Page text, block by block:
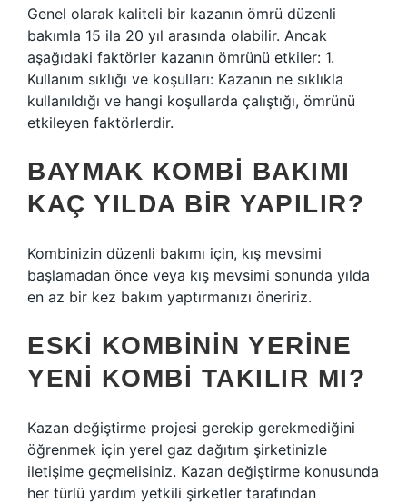
Genel olarak kaliteli bir kazanın ömrü düzenli
bakımla 15 ila 20 yıl arasında olabilir. Ancak
aşağıdaki faktörler kazanın ömrünü etkiler: 1.
Kullanım sıklığı ve koşulları: Kazanın ne sıklıkla
kullanıldığı ve hangi koşullarda çalıştığı, ömrünü
etkileyen faktörlerdir.
BAYMAK KOMBI BAKIMI
KAÇ YILDA BIR YAPILIR?
Kombinizin düzenli bakımı için, kış mevsimi
başlamadan önce veya kış mevsimi sonunda yılda
en az bir kez bakım yaptırmanızı öneririz.
ESKI KOMBININ YERINE
YENI KOMBI TAKILIR MI?
Kazan değiştirme projesi gerekip gerekmediğini
öğrenmek için yerel gaz dağıtım şirketinizle
iletişime geçmelisiniz. Kazan değiştirme konusunda
her türlü yardım yetkili şirketler tarafından